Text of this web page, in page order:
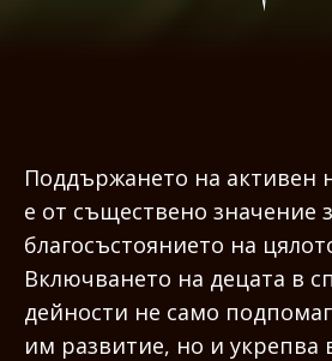
Поддържането на активен
е от съществено значение
благосъстоянието на
Включването на децата в
дейности не само
им развитие, но и укрепва